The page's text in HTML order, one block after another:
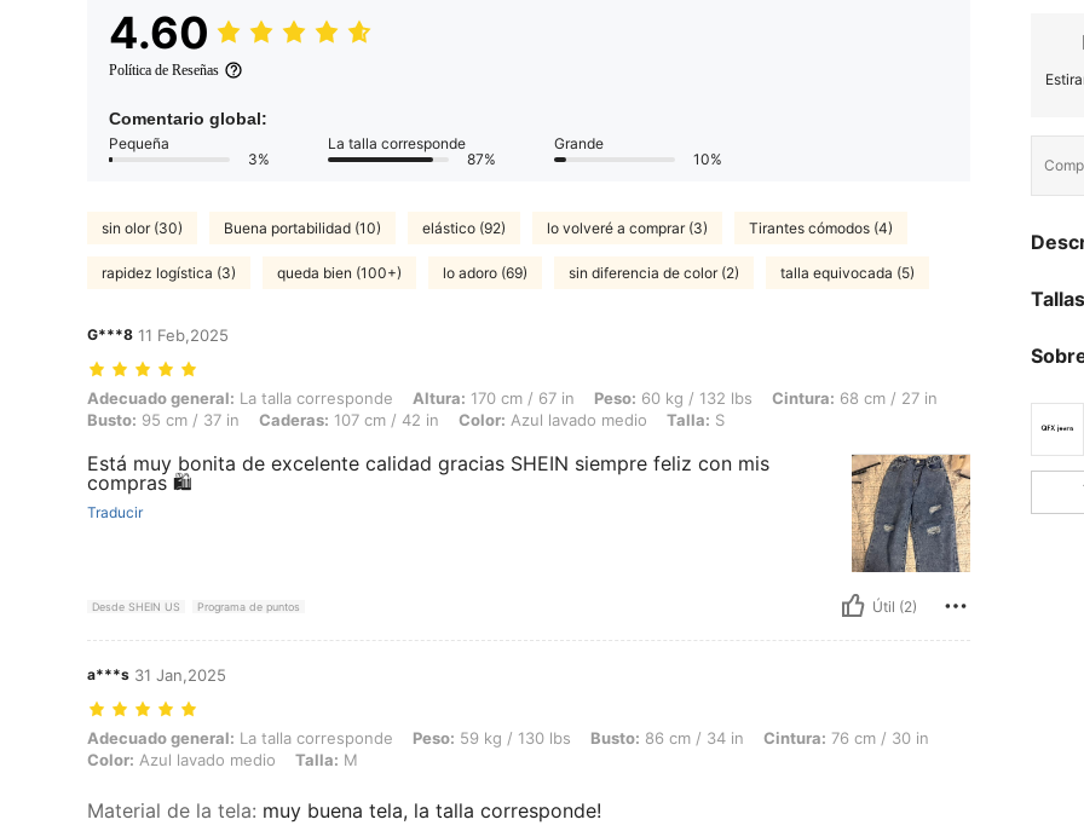
4.60
Política de Reseñas
Comentario global:
Pequeña
3%
La talla corresponde
87%
Grande
10%
sin olor (30) Buena portabilidad (10) elástico (92) lo volveré a comprar (3) Tirantes cómodos (4)
rapidez logística (3) queda bien (100+) lo adoro (69) sin diferencia de color (2) talla equivocada (5)
G***8 11 Feb,2025
Adecuado general: La talla corresponde, Altura: 170 cm / 67 in, Peso: 60 kg / 132 lbs, Cintura: 68 cm / 27 in, Busto: 95 cm / 37 in, Caderas: 107 cm /
Adecuado general: La talla corresponde Altura: 170 cm / 67 in Peso: 60 kg / 132 lbs Cintura: 68 cm / 27 in
Busto: 95 cm / 37 in Caderas: 107 cm / 42 in Color: Azul lavado medio Talla: S
Está muy bonita de excelente calidad gracias SHEIN siempre feliz con mis
compras 🛍️
Traducir
Desde SHEIN US Programa de puntos Útil (2)
a***s 31 Jan,2025
Adecuado general: La talla corresponde, Peso: 59 kg / 130 lbs, Busto: 86 cm / 34 in, Cintura: 76 cm / 30 in, Color: Azul lavado medio, Talla: M
Adecuado general: La talla corresponde Peso: 59 kg / 130 lbs Busto: 86 cm / 34 in Cintura: 76 cm / 30 in
Color: Azul lavado medio Talla: M
Material de la tela: muy buena tela, la talla corresponde!